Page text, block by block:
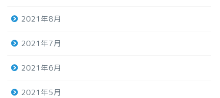
2021年8月
2021年7月
2021年6月
2021年5月